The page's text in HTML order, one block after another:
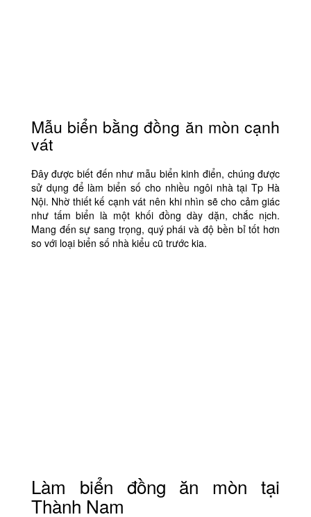
Mẫu biển bằng đồng ăn mòn cạnh
vát
Đây được biết đến như mẫu biển kinh điển, chúng được
sử dụng để làm biển số cho nhiều ngôi nhà tại Tp Hà
Nội. Nhờ thiết kế cạnh vát nên khi nhìn sẽ cho cảm giác
như tấm biển là một khối đồng dày dặn, chắc nịch.
Mang đến sự sang trọng, quý phái và độ bền bỉ tốt hơn
so với loại biển số nhà kiểu cũ trước kia.
Làm biển đồng ăn mòn tại
Thành Nam